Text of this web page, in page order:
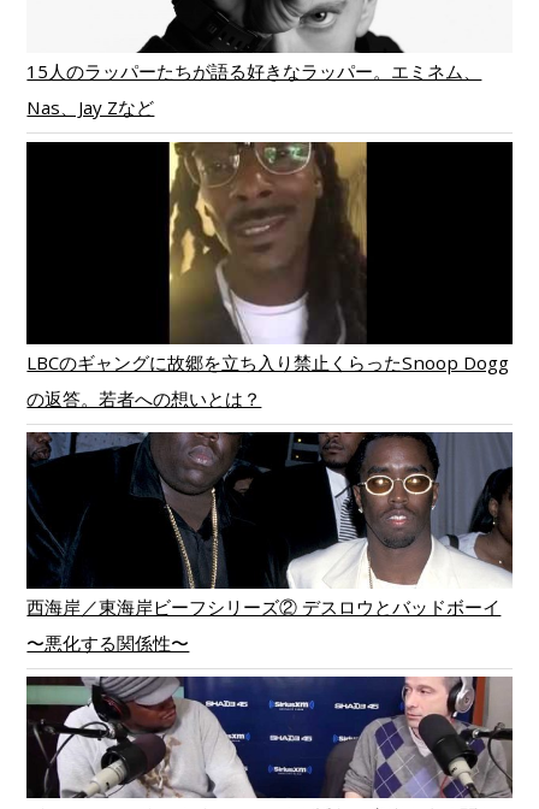
15人のラッパーたちが語る好きなラッパー。エミネム、
Nas、Jay Zなど
LBCのギャングに故郷を立ち入り禁止くらったSnoop Dogg
の返答。若者への想いとは？
西海岸／東海岸ビーフシリーズ② デスロウとバッドボーイ
〜悪化する関係性〜